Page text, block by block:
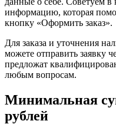
информацию, которая
кнопку «Оформить заказ».
Для заказа и уточнения
можете отправить заявку
предложат
любым вопросам.
Минимальная
рублей